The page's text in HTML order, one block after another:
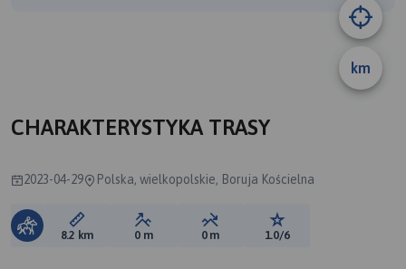
km
CHARAKTERYSTYKA TRASY
2023-04-29 Polska, wielkopolskie, Boruja Kościelna
Długość trasy:
8.2 km Suma przewyższeń:
0 m Suma spadków:
0 m Ocena trasy:
1.0/6